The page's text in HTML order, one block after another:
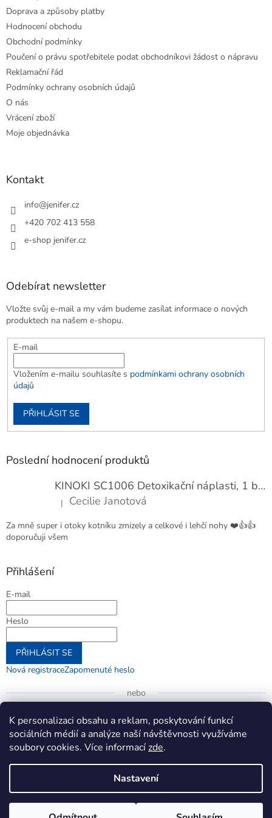
K personalizaci obsahu a reklam, poskytování funkcí
sociálních médií a analýze naší návštěvnosti využíváme
soubory cookies. Více informacízde.
Nastavení
Doprava a způsoby platby
Hodnocení obchodu
Obchodní podmínky
Poučení o právu spotřebitele podat obchodníkovi žádost o nápravu
Reklamační řád
Podmínky ochrany osobních údajů
O nás
Vrácení zboží
Moje objednávka
Kontakt
info@jenifer.cz
+420 702 413 558
e-shop jenifer.cz
Odebírat newsletter
Vložte svůj e-mail a my vám budeme zasílat informace o nových
produktech na našem e-shopu.
E-mail
Vložením e-mailu souhlasíte s podmínkami ochrany osobních
údajů
PŘIHLÁSIT SE
Poslední hodnocení produktů
KINOKI SC1006 Detoxikační náplasti, 1 balení - 10 ks
Hodnocení produktu je 4 z 5 hvězdiček.
| Cecilie Janotová
Za mně super i otoky kotníku zmizely a celkové i lehčí nohy ❤️👍👍
doporučuji všem
Přihlášení
E-mail
Heslo
PŘIHLÁSIT SE
Nová registraceZapomenuté heslo
nebo
Přihlásit se přes Google
. Všechna práva vyhrazena.